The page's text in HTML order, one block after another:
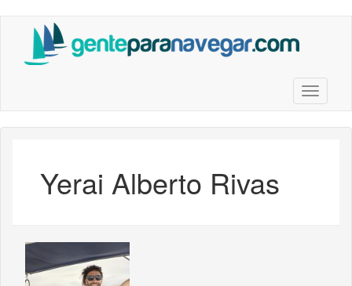
contenido
Toggle
Yerai Alberto Rivas